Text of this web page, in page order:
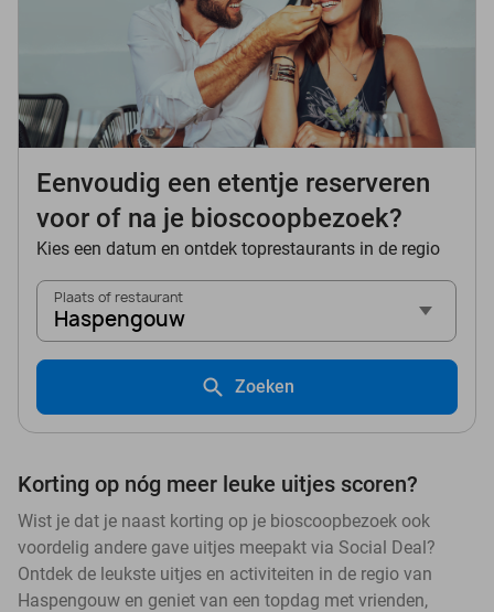
Eenvoudig een etentje reserveren
voor of na je bioscoopbezoek?
Kies een datum en ontdek toprestaurants in de regio
Plaats of restaurant
Haspengouw
Zoeken
Korting op nóg meer leuke uitjes scoren?
Wist je dat je naast korting op je bioscoopbezoek ook
voordelig andere gave uitjes meepakt via Social Deal?
Ontdek de leukste uitjes en activiteiten in de regio van
Haspengouw en geniet van een topdag met vrienden,